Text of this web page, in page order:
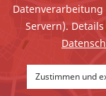
Datenverarbeitung
Servern).
Zustimmen und